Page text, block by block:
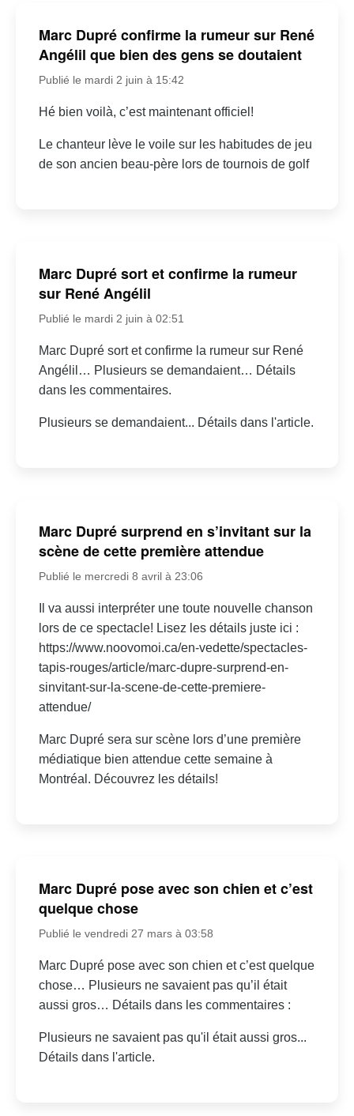
Marc Dupré confirme la rumeur sur René
Angélil que bien des gens se doutaient
Publié le mardi 2 juin à 15:42
Hé bien voilà, c’est maintenant officiel!
Le chanteur lève le voile sur les habitudes de jeu
de son ancien beau-père lors de tournois de golf
Marc Dupré sort et confirme la rumeur
sur René Angélil
Publié le mardi 2 juin à 02:51
Marc Dupré sort et confirme la rumeur sur René
Angélil… Plusieurs se demandaient… Détails
dans les commentaires.
Plusieurs se demandaient... Détails dans l'article.
Marc Dupré surprend en s’invitant sur la
scène de cette première attendue
Publié le mercredi 8 avril à 23:06
Il va aussi interpréter une toute nouvelle chanson
lors de ce spectacle! Lisez les détails juste ici :
https://www.noovomoi.ca/en-vedette/spectacles-
tapis-rouges/article/marc-dupre-surprend-en-
sinvitant-sur-la-scene-de-cette-premiere-
attendue/
Marc Dupré sera sur scène lors d’une première
médiatique bien attendue cette semaine à
Montréal. Découvrez les détails!
Marc Dupré pose avec son chien et c’est
quelque chose
Publié le vendredi 27 mars à 03:58
Marc Dupré pose avec son chien et c’est quelque
chose… Plusieurs ne savaient pas qu’il était
aussi gros… Détails dans les commentaires :
Plusieurs ne savaient pas qu'il était aussi gros...
Détails dans l'article.